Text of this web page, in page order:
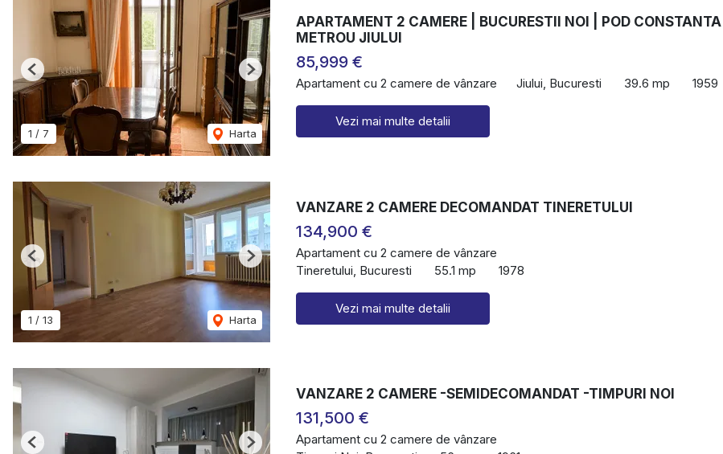
1 / 7 Harta
Previous Next
APARTAMENT 2 CAMERE | BUCURESTII NOI | POD CONSTANTA |
METROU JIULUI
85,999 €
Apartament cu 2 camere de vânzare Jiului, Bucuresti 39.6 mp 1959
Vezi mai multe detalii
1 / 13 Harta
Previous Next
VANZARE 2 CAMERE DECOMANDAT TINERETULUI
134,900 €
Apartament cu 2 camere de vânzare
Tineretului, Bucuresti
55.1 mp 1978
Vezi mai multe detalii
Previous Next
VANZARE 2 CAMERE -SEMIDECOMANDAT -TIMPURI NOI
131,500 €
Apartament cu 2 camere de vânzare